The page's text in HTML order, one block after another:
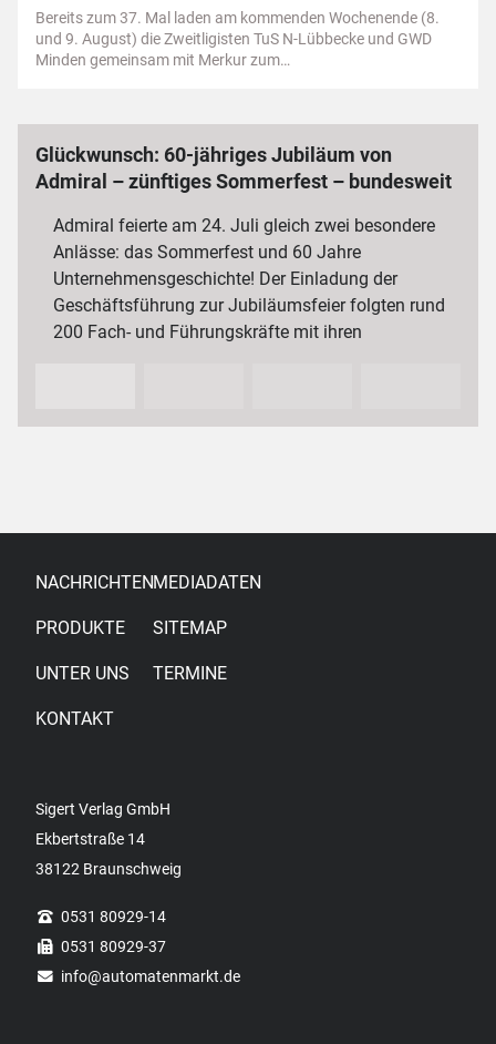
Bereits zum 37. Mal laden am kommenden Wochenende (8.
und 9. August) die Zweitligisten TuS N-Lübbecke und GWD
Minden gemeinsam mit Merkur zum…
Glückwunsch: 60-jähriges Jubiläum von
Admiral – zünftiges Sommerfest – bundesweit
Admiral feierte am 24. Juli gleich zwei besondere
Anlässe: das Sommerfest und 60 Jahre
Unternehmensgeschichte! Der Einladung der
Geschäftsführung zur Jubiläumsfeier folgten rund
200 Fach- und Führungskräfte mit ihren
NACHRICHTEN
PRODUKTE
UNTER UNS
KONTAKT
MEDIADATEN
SITEMAP
TERMINE
Sigert Verlag GmbH
Ekbertstraße 14
38122 Braunschweig
0531 80929-14
0531 80929-37
info@automatenmarkt.de